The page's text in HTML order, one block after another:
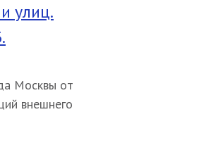
улиц.
Москвы от
внешнего